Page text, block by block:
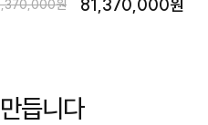
원 81,370,000원
듭니다